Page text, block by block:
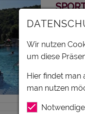
Das
am
bietet
Wir nutzen
um diese
Hier findet man
man nutzen